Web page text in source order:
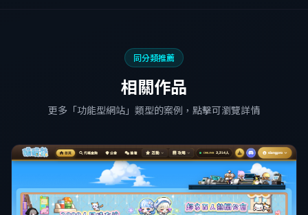
同分類推薦
相關作品
更多「功能型網站」類型的案例，點擊可瀏覽詳情